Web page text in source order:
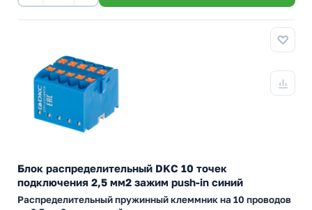
Блок распределительный DKC 10 точек
подключения 2,5 мм2 зажим push-in синий
Распределительный пружинный клеммник на 10 проводов